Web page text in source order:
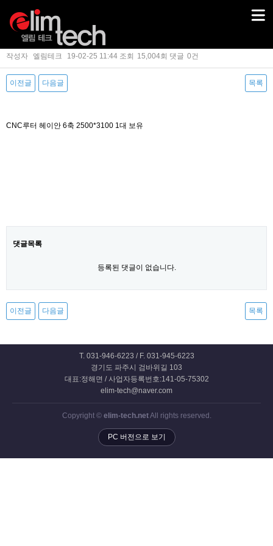
CNC루터 헤이안 6축 2500*3100 1대 보유
작성자 엘림테크 19-02-25 11:44 조회 15,004회 댓글 0건
이전글 다음글 목록
CNC루터 헤이안 6축 2500*3100 1대 보유
댓글목록
등록된 댓글이 없습니다.
이전글 다음글 목록
T. 031-946-6223 / F. 031-945-6223
경기도 파주시 검바위길 103
대표:정해면 / 사업자등록번호:141-05-75302
elim-tech@naver.com
Copyright © elim-tech.netAll rights reserved.
PC 버전으로 보기